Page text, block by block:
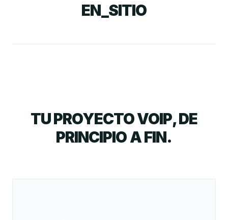
EN_SITIO
TU PROYECTO VOIP, DE
PRINCIPIO A FIN.